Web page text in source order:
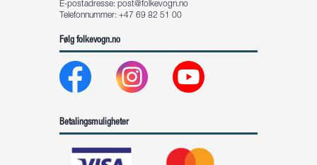
E-postadresse: post@folkevogn.no
Telefonnummer: +47 69 82 51 00
Følg folkevogn.no
Betalingsmuligheter